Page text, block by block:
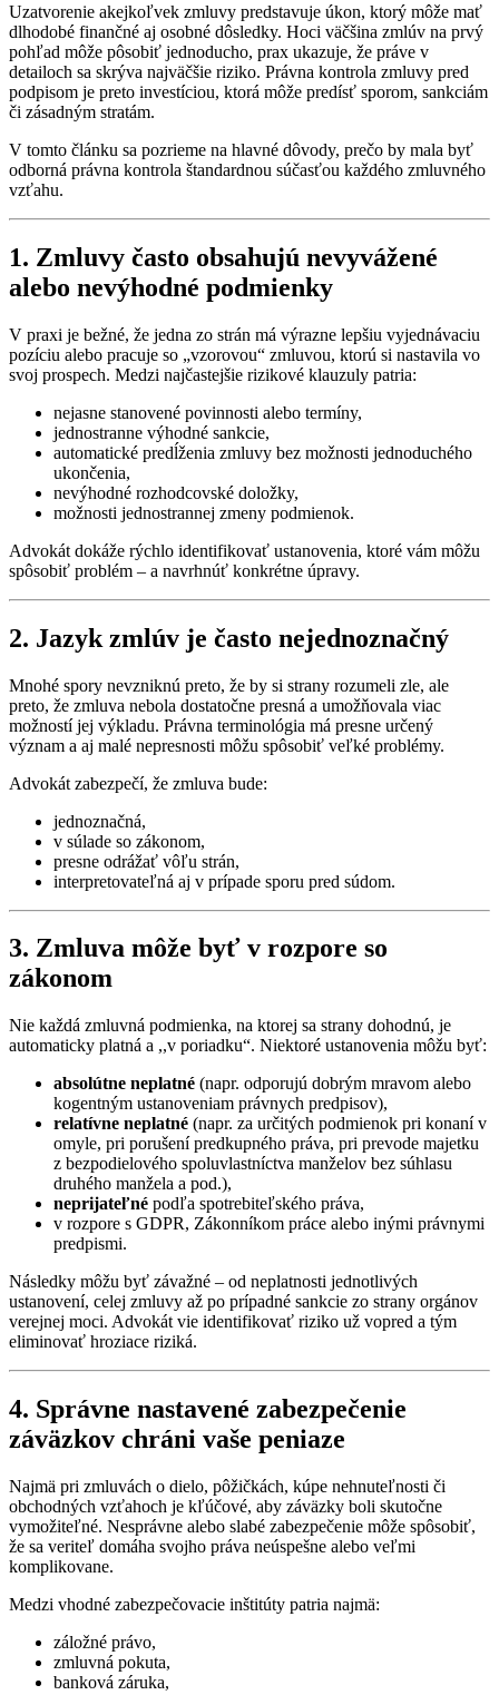
Uzatvorenie akejkoľvek zmluvy predstavuje úkon, ktorý môže mať
dlhodobé finančné aj osobné dôsledky. Hoci väčšina zmlúv na prvý
pohľad môže pôsobiť jednoducho, prax ukazuje, že práve v
detailoch sa skrýva najväčšie riziko. Právna kontrola zmluvy pred
podpisom je preto investíciou, ktorá môže predísť sporom, sankciám
či zásadným stratám.
V tomto článku sa pozrieme na hlavné dôvody, prečo by mala byť
odborná právna kontrola štandardnou súčasťou každého zmluvného
vzťahu.
1. Zmluvy často obsahujú nevyvážené
alebo nevýhodné podmienky
V praxi je bežné, že jedna zo strán má výrazne lepšiu vyjednávaciu
pozíciu alebo pracuje so „vzorovou“ zmluvou, ktorú si nastavila vo
svoj prospech. Medzi najčastejšie rizikové klauzuly patria:
nejasne stanovené povinnosti alebo termíny,
jednostranne výhodné sankcie,
automatické predĺženia zmluvy bez možnosti jednoduchého
ukončenia,
nevýhodné rozhodcovské doložky,
možnosti jednostrannej zmeny podmienok.
Advokát dokáže rýchlo identifikovať ustanovenia, ktoré vám môžu
spôsobiť problém – a navrhnúť konkrétne úpravy.
2. Jazyk zmlúv je často nejednoznačný
Mnohé spory nevzniknú preto, že by si strany rozumeli zle, ale
preto, že zmluva nebola dostatočne presná a umožňovala viac
možností jej výkladu. Právna terminológia má presne určený
význam a aj malé nepresnosti môžu spôsobiť veľké problémy.
Advokát zabezpečí, že zmluva bude:
jednoznačná,
v súlade so zákonom,
presne odrážať vôľu strán,
interpretovateľná aj v prípade sporu pred súdom.
3. Zmluva môže byť v rozpore so
zákonom
Nie každá zmluvná podmienka, na ktorej sa strany dohodnú, je
automaticky platná a ,,v poriadku“. Niektoré ustanovenia môžu byť:
absolútne neplatné (napr. odporujú dobrým mravom alebo
kogentným ustanoveniam právnych predpisov),
relatívne neplatné (napr. za určitých podmienok pri konaní v
omyle, pri porušení predkupného práva, pri prevode majetku
z bezpodielového spoluvlastníctva manželov bez súhlasu
druhého manžela a pod.),
neprijateľné podľa spotrebiteľského práva,
v rozpore s GDPR, Zákonníkom práce alebo inými právnymi
predpismi.
Následky môžu byť závažné – od neplatnosti jednotlivých
ustanovení, celej zmluvy až po prípadné sankcie zo strany orgánov
verejnej moci. Advokát vie identifikovať riziko už vopred a tým
eliminovať hroziace riziká.
4. Správne nastavené zabezpečenie
záväzkov chráni vaše peniaze
Najmä pri zmluvách o dielo, pôžičkách, kúpe nehnuteľnosti či
obchodných vzťahoch je kľúčové, aby záväzky boli skutočne
vymožiteľné. Nesprávne alebo slabé zabezpečenie môže spôsobiť,
že sa veriteľ domáha svojho práva neúspešne alebo veľmi
komplikovane.
Medzi vhodné zabezpečovacie inštitúty patria najmä:
záložné právo,
zmluvná pokuta,
banková záruka,